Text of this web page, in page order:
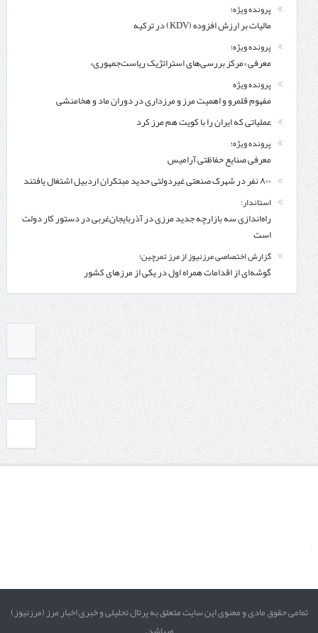
پرونده ویژه؛
مالیات بر ارزش افزوده (KDV) در ترکیه
پرونده ویژه؛
معرفی «مرکز بررسی‌های استراتژیک ریاست‌جمهوری»
پرونده ویژه
مفهوم قلمرو و اهمیت مرز و مرزداری در دوران ماد و هخامنشی
عملیاتی که ایران را با کویت هم مرز کرد
پرونده ویژه؛
معرفی صنایع حفاظتی آرامیس
۸۰۰ نفر در شهرک صنعتی غیردولتی حدید مبتکران اردبیل اشتغال یافتند
استاندار:
راه‌اندازی سه بازارچه جدید مرزی در آذربایجان‌غربی در دستور کار دولت
است
گزارش اختصاصی مرزنیوز از مرز تمرچین؛
گوشه‌ای از اقدامات همراه اول در یکی از مرزهای کشور
تمامی حقوق مادی و معنوی این سایت متعلق به پرتال تحلیلی و خبری اخبار مرز (مرزنیوز)